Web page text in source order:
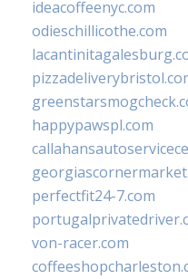
ideacoffeenyc.com
odieschillicothe.com
happypawspl.com
perfectfit24-7.com
von-racer.com